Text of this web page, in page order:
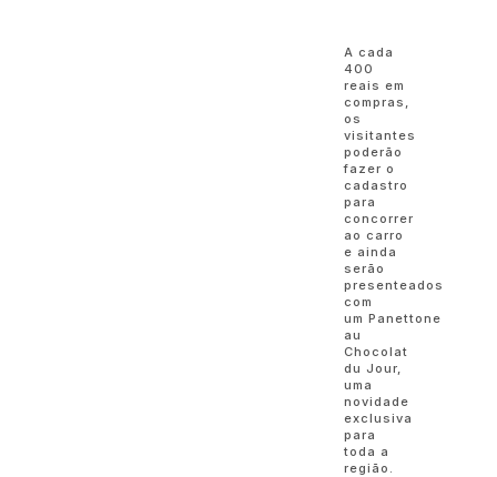
A cada
400
reais em
compras,
os
visitantes
poderão
fazer o
cadastro
para
concorrer
ao carro
e ainda
serão
presenteados
com
um Panettone
au
Chocolat
du Jour,
uma
novidade
exclusiva
para
toda a
região.